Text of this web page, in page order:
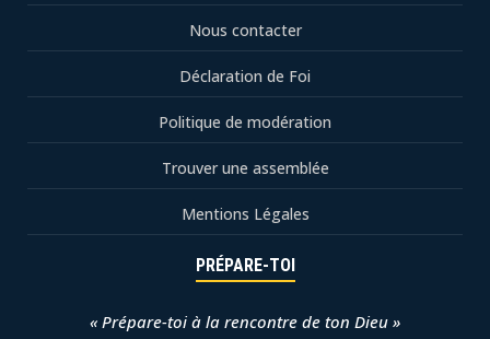
Nous contacter
Déclaration de Foi
Politique de modération
Trouver une assemblée
Mentions Légales
PRÉPARE-TOI
« Prépare-toi à la rencontre de ton Dieu »